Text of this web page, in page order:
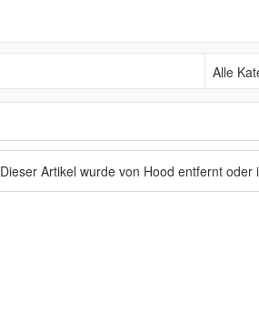
Alle
Dieser Artikel wurde von Hood entfernt oder